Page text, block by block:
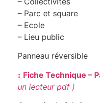
– Parc et square
– Ecole
– Lieu public
Panneau réversible
: Fiche Technique –
un lecteur pdf )